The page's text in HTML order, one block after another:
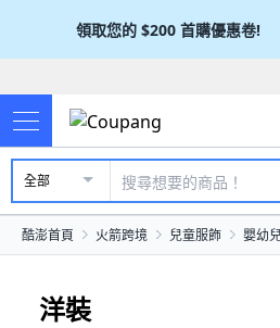
領取您的 $200 首購優惠卷!
全部
酷澎首頁 火箭跨境 兒童服飾 嬰幼
洋裝